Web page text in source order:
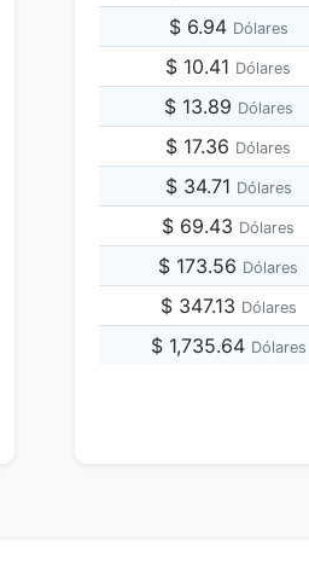
$ 6.94 Dólares
$ 10.41 Dólares
$ 13.89 Dólares
$ 17.36 Dólares
$ 34.71 Dólares
$ 69.43 Dólares
$ 173.56 Dólares
$ 347.13 Dólares
$ 1,735.64 Dólares